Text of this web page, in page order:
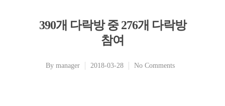
390개 다락방 중 276개 다락방
참여
By manager 2018-03-28 No Comments